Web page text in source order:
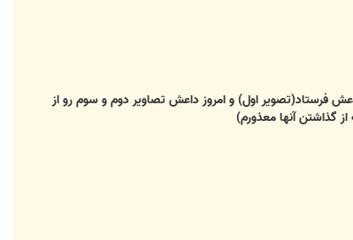
فرستاد(تصویر اول) و امروز داعش تصاویر دوم و سوم رو از
گذاشتن آنها معذورم)